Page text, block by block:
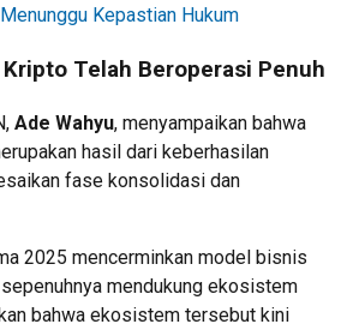
Kepastian Hukum
Kripto Telah Beroperasi Penuh
Ade Wahyu, menyampaikan bahwa
hasil dari keberhasilan
fase konsolidasi dan
2025 mencerminkan model bisnis
mendukung ekosistem
bahwa ekosistem tersebut kini